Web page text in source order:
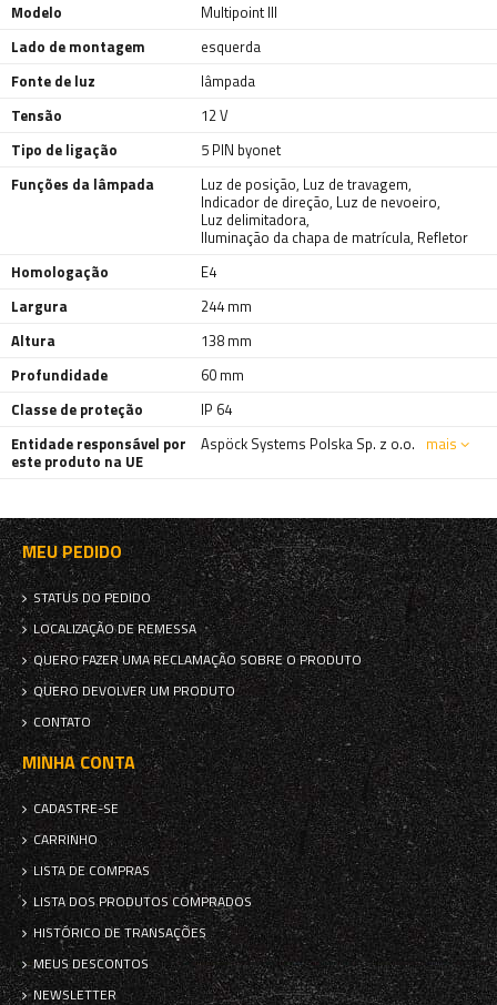
Modelo
Multipoint III
Lado de montagem
esquerda
Fonte de luz
lâmpada
Tensão
12 V
Tipo de ligação
5 PIN byonet
Funções da lâmpada
Luz de posição, Luz de travagem,
Indicador de direção, Luz de nevoeiro,
Luz delimitadora,
Iluminação da chapa de matrícula, Refletor
Homologação
E4
Largura
244 mm
Altura
138 mm
Profundidade
60 mm
Classe de proteção
IP 64
Entidade responsável por
este produto na UE
Aspöck Systems Polska Sp. z o.o. mais
MEU PEDIDO
STATUS DO PEDIDO
LOCALIZAÇÃO DE REMESSA
QUERO FAZER UMA RECLAMAÇÃO SOBRE O PRODUTO
QUERO DEVOLVER UM PRODUTO
CONTATO
MINHA CONTA
CADASTRE-SE
CARRINHO
LISTA DE COMPRAS
LISTA DOS PRODUTOS COMPRADOS
HISTÓRICO DE TRANSAÇÕES
MEUS DESCONTOS
NEWSLETTER